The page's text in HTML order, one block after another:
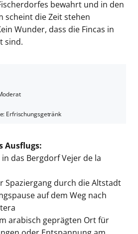
bewahrt und in den
scheint die Zeit stehen
Wunder, dass die Fincas in
sind.
Erfrischungsgetränk
Ausflugs:
das Bergdorf Vejer de la
Spaziergang durch die Altstadt
auf dem Weg nach
arabisch geprägten Ort für